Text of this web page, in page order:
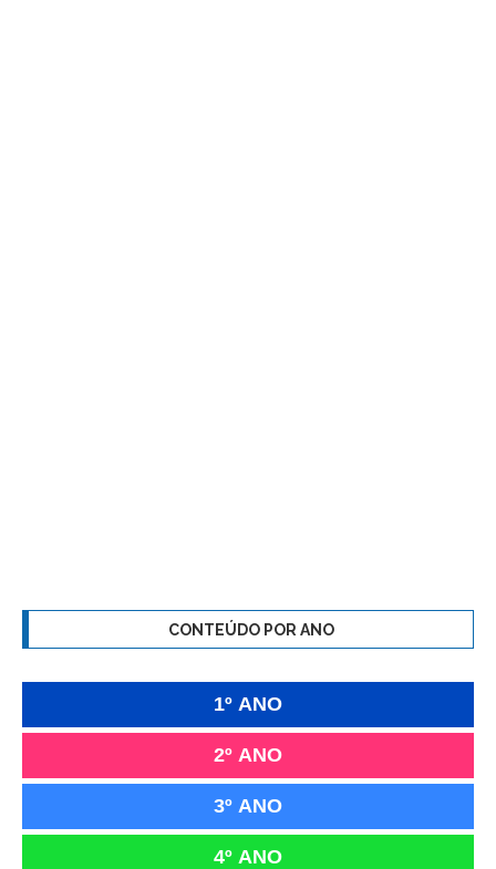
CONTEÚDO POR ANO
1º ANO
2º ANO
3º ANO
4º ANO